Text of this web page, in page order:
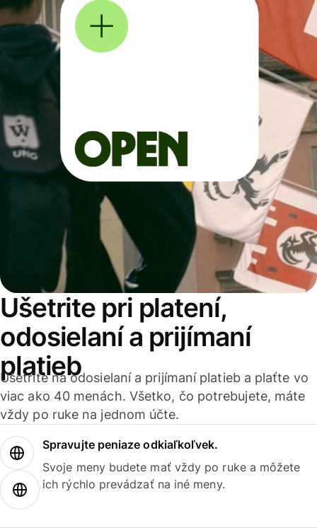
Ušetrite pri platení,
odosielaní a prijímaní
platieb
Ušetrite na odosielaní a prijímaní platieb a plaťte vo
viac ako 40 menách. Všetko, čo potrebujete, máte
vždy po ruke na jednom účte.
Spravujte peniaze odkiaľkoľvek.
Svoje meny budete mať vždy po ruke a môžete
ich rýchlo prevádzať na iné meny.